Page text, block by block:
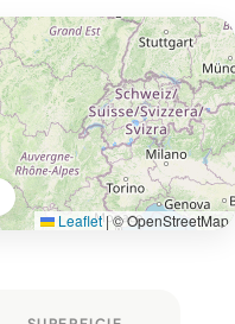
Leaflet |© OpenStreetMap